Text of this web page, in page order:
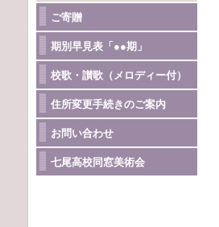
ご寄贈
期別早見表「●●期」
校歌・讃歌（メロディー付）
住所変更手続きのご案内
お問い合わせ
七尾高校同窓美術会